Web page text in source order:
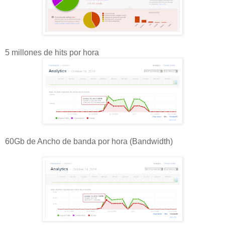
5 millones de hits por hora
60Gb de Ancho de banda por hora (Bandwidth)